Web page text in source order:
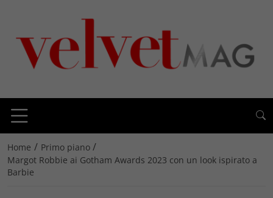
Home / Primo piano /
Margot Robbie ai Gotham Awards 2023 con un look ispirato a
Barbie